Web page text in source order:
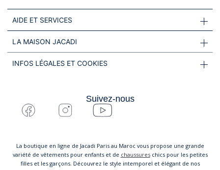
AIDE ET SERVICES
LA MAISON JACADI
INFOS LÉGALES ET COOKIES
Suivez-nous
La boutique en ligne de Jacadi Paris au Maroc vous propose une grande
variété de vêtements pour enfants et de chaussureschics pour les petites
filles et les garçons. Découvrez le style intemporel et élégant de nos